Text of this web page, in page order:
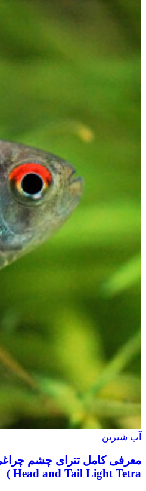
آب شیرین
معرفی کامل تترای چشم
Head and Tail Light Tetra )